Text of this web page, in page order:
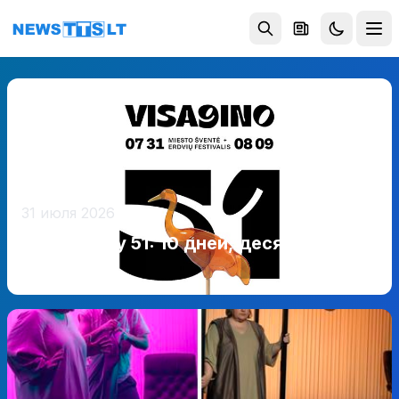
Перейти к содержимому
31 июля 2026
Висагинасу 51: 10 дней, десятки